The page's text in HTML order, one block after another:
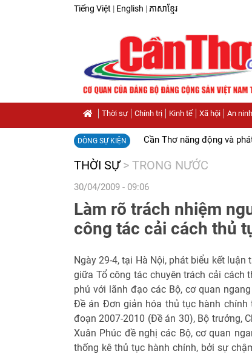
Tiếng Việt | English | ភាសាខ្មែរ
Thời sự Chính trị Kinh tế Xã hội An
DÒNG SỰ KIỆN Cần Thơ năng động và
THỜI SỰ > TRONG NƯỚC
30/04/2009 - 09:06
Làm rõ trách nhiệm
công tác cải cách thủ
Ngày 29-4, tại Hà Nội, phát biểu kết
giữa Tổ công tác chuyên trách cải cách
phủ với lãnh đạo các Bộ, cơ quan
Đề án Đơn giản hóa thủ tục hành
đoạn 2007-2010 (Đề án 30), Bộ trưởng,
Xuân Phúc đề nghị các Bộ, cơ quan
thống kê thủ tục hành chính, bởi sự